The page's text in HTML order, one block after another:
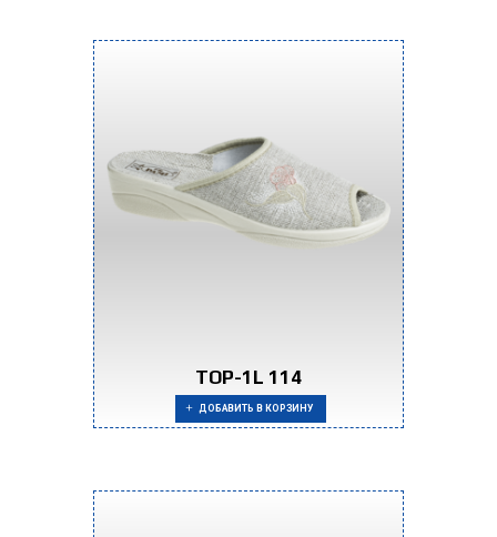
TOP-1L 114
ДОБАВИТЬ В КОРЗИНУ